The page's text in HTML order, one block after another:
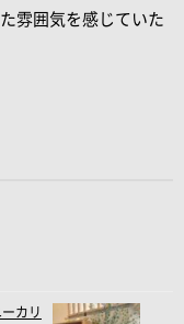
雰囲気を感じていた
ーカリ